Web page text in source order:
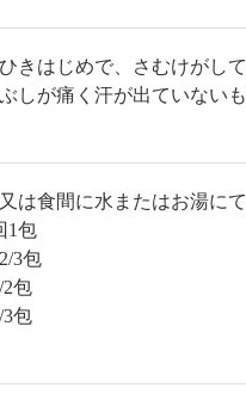
きはじめで、さむけがし
しが痛く汗が出ていない
は食間に水またはお湯に
1包
3包
包
包